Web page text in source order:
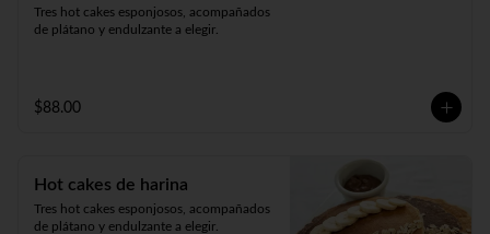
Tres hot cakes esponjosos, acompañados
de plátano y endulzante a elegir.
$88.00
Hot cakes de harina
Tres hot cakes esponjosos, acompañados
de plátano y endulzante a elegir.